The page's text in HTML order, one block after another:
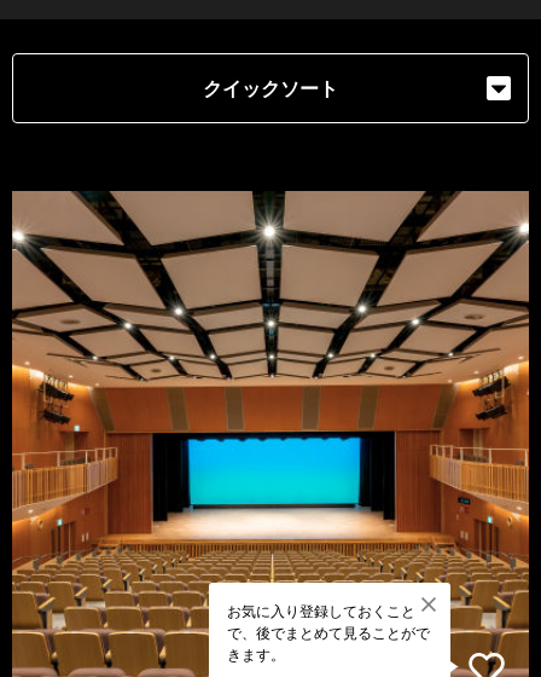
クイックソート
お気に入り登録しておくこと
で、後でまとめて見ることがで
きます。